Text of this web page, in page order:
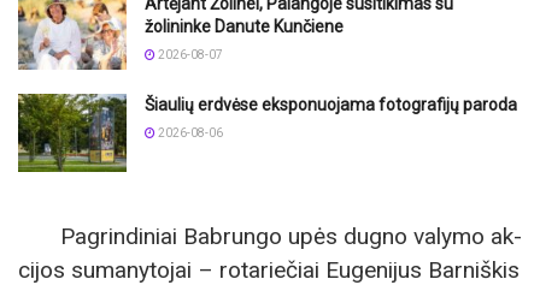
žolininke Danute Kunčiene
2026-08-07
Šiaulių erdvėse eksponuojama fotografijų paroda
2026-08-06
Pa­grin­di­niai Bab­run­go upės dug­no va­ly­mo ak­
ci­jos su­ma­ny­to­jai – ro­ta­rie­čiai Eu­ge­ni­jus Bar­niš­kis